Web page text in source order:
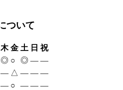
木 金 土 日 祝
◎ ○ ◎ — —
— △ — — —
— ○ — — —